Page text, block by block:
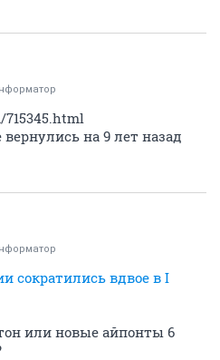
на 9 лет назад
сократились вдвое в I
или новые айпонты 6